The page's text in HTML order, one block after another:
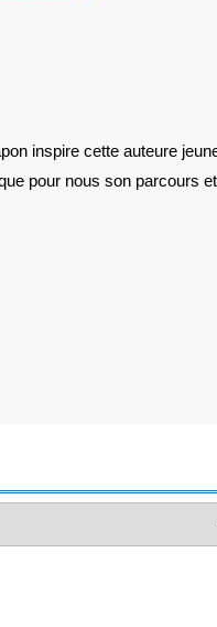
pour nous son parcours